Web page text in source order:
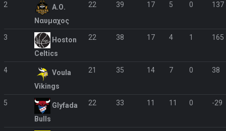
2
Α.Ο.
Ναυμαχος
22 39 17 5 0 137
3
Hoston
Celtics
22 38 17 4 1 165
4
Voula
Vikings
21 35 14 7 0 38
5
Glyfada
Bulls
22 33 11 11 0 -29